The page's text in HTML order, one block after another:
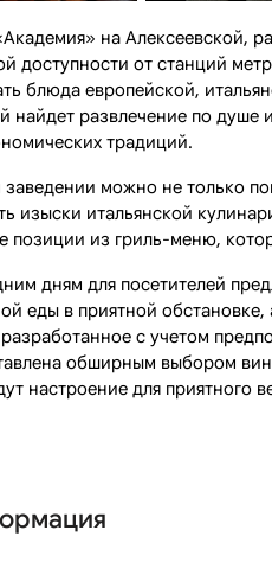
на Алексеевской,
доступности от станций
блюда европейской,
найдет развлечение по душе
традиций.
заведении можно не только
изыски итальянской
позиции из гриль-меню,
дням для посетителей
еды в приятной обстановке,
с учетом
обширным выбором
настроение для приятного